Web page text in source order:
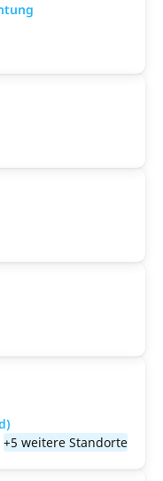
+5 weitere Standorte